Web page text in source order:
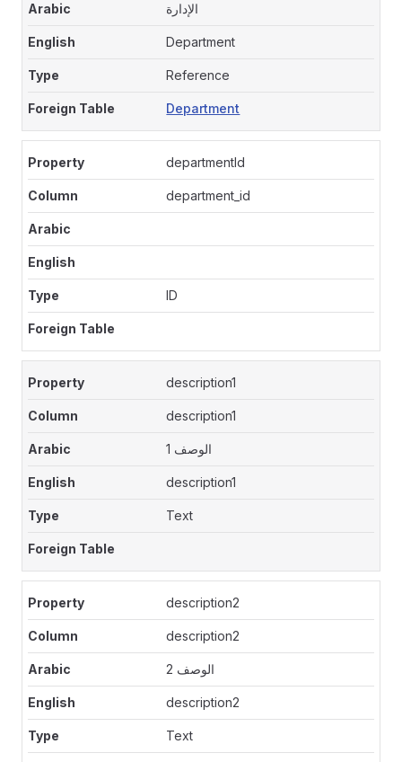
الإدارة
Department
Reference
Department
departmentId
department_id
ID
description1
description1
الوصف 1
description1
Text
description2
description2
الوصف 2
description2
Text